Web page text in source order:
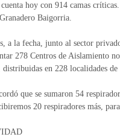
hoy con 914 camas
Baigorria.
a la fecha, junto al sector
278 Centros de Aislamiento
distribuidas en 228 localidades
que se sumaron 54
20 respiradores más,